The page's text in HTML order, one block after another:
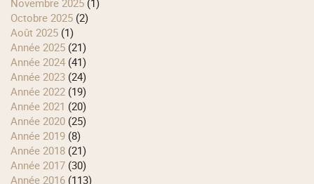
novembre 2025 (1)
octobre 2025 (2)
août 2025 (1)
année 2025 (21)
année 2024 (41)
année 2023 (24)
année 2022 (19)
année 2021 (20)
année 2020 (25)
année 2019 (8)
année 2018 (21)
année 2017 (30)
année 2016 (113)